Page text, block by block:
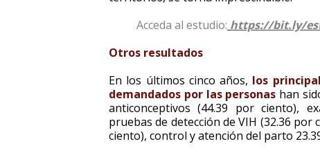
Acceda al estudio: https://bit.ly/
Otros resultados
En los últimos cinco años, los
demandados por las personas han
anticonceptivos (44.39 por ciento),
pruebas de detección de VIH (32.36
ciento), control y atención del parto